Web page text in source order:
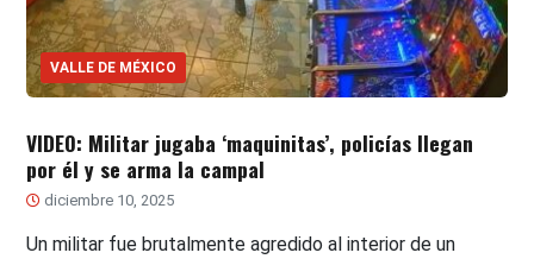
VALLE DE MÉXICO
VIDEO: Militar jugaba ‘maquinitas’, policías llegan
por él y se arma la campal
diciembre 10, 2025
Un militar fue brutalmente agredido al interior de un